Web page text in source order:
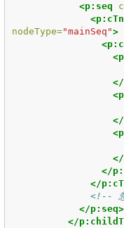
<p:seq
<p:cTn
nodeType="mainSeq">
</
</
<!--
</p:seq>
</